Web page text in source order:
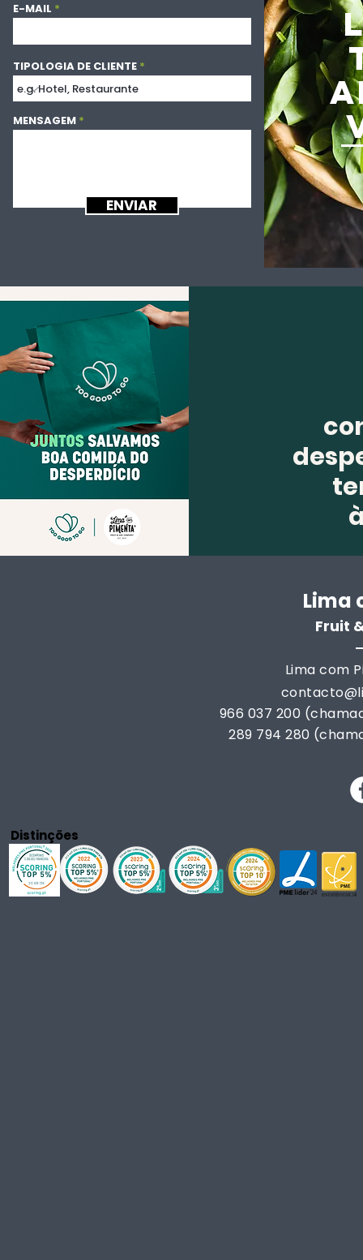
E-MAIL
TIPOLOGIA DE CLIENTE
MENSAGEM
ENVIAR
Lima
Fruit
Lima com
966 037 200
289 794 280
Distinções